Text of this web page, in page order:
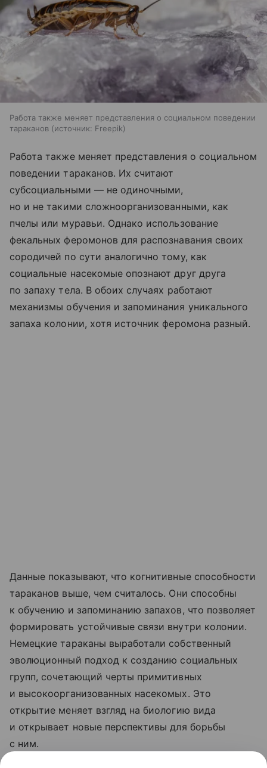
Работа также меняет представления о социальном поведении
тараканов
источник: Freepik
Работа также меняет представления о социальном
поведении тараканов. Их считают
субсоциальными — не одиночными,
но и не такими сложноорганизованными, как
пчелы или муравьи. Однако использование
фекальных феромонов для распознавания своих
сородичей по сути аналогично тому, как
социальные насекомые опознают друг друга
по запаху тела. В обоих случаях работают
механизмы обучения и запоминания уникального
запаха колонии, хотя источник феромона разный.
Данные показывают, что когнитивные способности
тараканов выше, чем считалось. Они способны
к обучению и запоминанию запахов, что позволяет
формировать устойчивые связи внутри колонии.
Немецкие тараканы выработали собственный
эволюционный подход к созданию социальных
групп, сочетающий черты примитивных
и высокоорганизованных насекомых. Это
открытие меняет взгляд на биологию вида
и открывает новые перспективы для борьбы
с ним.